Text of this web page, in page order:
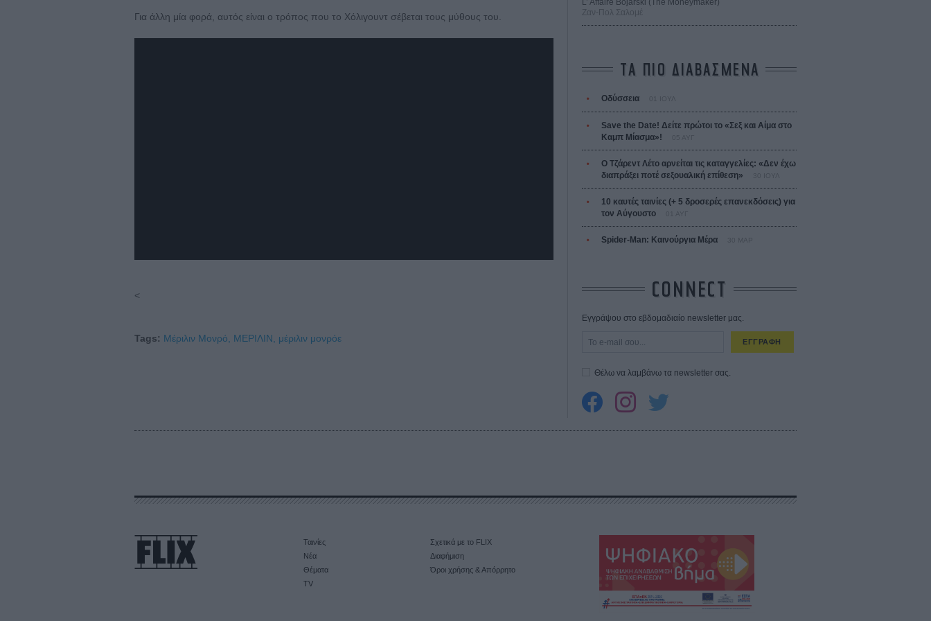
Για άλλη μία φορά, αυτός είναι ο τρόπος που το Χόλιγουντ σέβεται τους μύθους του.
<
Tags: Μέριλιν Μονρό, ΜΕΡΙΛΙΝ, μέριλιν μονρόε
L’ Affaire Bojarski (The Moneymaker)
Ζαν-Πολ Σαλομέ
ΤΑ ΠΙΟ ΔΙΑΒΑΣΜΕΝΑ
Οδύσσεια
Save the Date! Δείτε πρώτοι το «Σεξ και Αίμα στο
Καμπ Μίασμα»!
Ο Τζάρεντ Λέτο αρνείται τις καταγγελίες: «Δεν έχω
διαπράξει ποτέ σεξουαλική επίθεση»
10 καυτές ταινίες (+ 5 δροσερές επανεκδόσεις) για
τον Αύγουστο
Spider-Man: Καινούργια Μέρα 30 ΜΑΡ
CONNECT
Εγγράψου στο εβδομαδιαίο newsletter μας.
ΕΓΓΡΑΦΗ
Θέλω να λαμβάνω τα newsletter σας.
Ταινίες
Νέα
Θέματα
TV
Σχετικά με το FLIX
Διαφήμιση
Όροι χρήσης & Απόρρητο